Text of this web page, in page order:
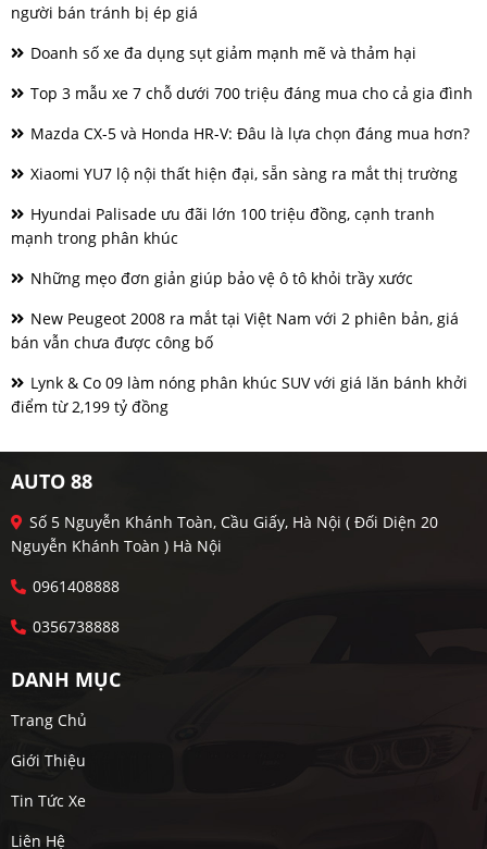
người bán tránh bị ép giá
Doanh số xe đa dụng sụt giảm mạnh mẽ và thảm hại
Top 3 mẫu xe 7 chỗ dưới 700 triệu đáng mua cho cả gia đình
Mazda CX-5 và Honda HR-V: Đâu là lựa chọn đáng mua hơn?
Xiaomi YU7 lộ nội thất hiện đại, sẵn sàng ra mắt thị trường
Hyundai Palisade ưu đãi lớn 100 triệu đồng, cạnh tranh
mạnh trong phân khúc
Những mẹo đơn giản giúp bảo vệ ô tô khỏi trầy xước
New Peugeot 2008 ra mắt tại Việt Nam với 2 phiên bản, giá
bán vẫn chưa được công bố
Lynk & Co 09 làm nóng phân khúc SUV với giá lăn bánh khởi
điểm từ 2,199 tỷ đồng
AUTO 88
Số 5 Nguyễn Khánh Toàn, Cầu Giấy, Hà Nội ( Đối Diện 20
Nguyễn Khánh Toàn ) Hà Nội
0961408888
0356738888
DANH MỤC
Trang Chủ
Giới Thiệu
Tin Tức Xe
Liên Hệ